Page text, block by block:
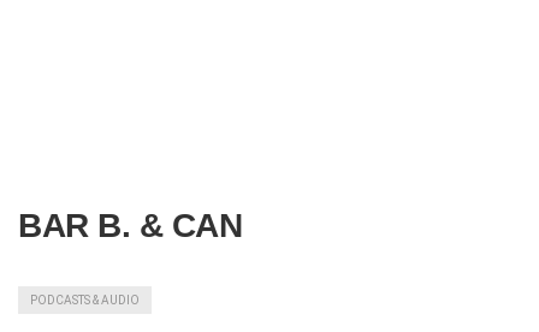
BAR B. & CAN
PODCASTS & AUDIO